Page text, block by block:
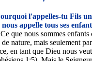
l'appelles-tu Fils
appelle tous ses
que nous sommes enfants
de nature, mais seulement
en tant que Dieu nous